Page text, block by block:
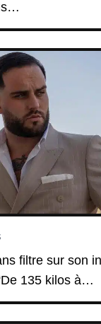
filtre sur son
135 kilos à…